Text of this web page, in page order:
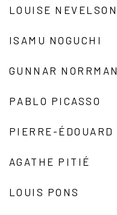
LOUISE NEVELSON
ISAMU NOGUCHI
GUNNAR NORRMAN
PABLO PICASSO
PIERRE-ÉDOUARD
AGATHE PITIÉ
LOUIS PONS